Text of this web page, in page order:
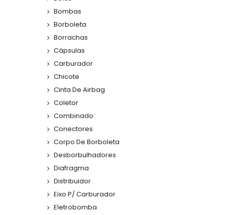
Bombas
Borboleta
Borrachas
Cápsulas
Carburador
Chicote
Cinta De Airbag
Coletor
Combinado
Conectores
Corpo De Borboleta
Desborbulhadores
Diafragma
Distribuidor
Eixo P/ Carburador
Eletrobomba